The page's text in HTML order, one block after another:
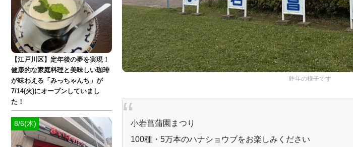
昨年の様子です
小岩菖蒲園まつり
100種・5万本のハナショウブをお楽しみください
【江戸川区】定年後の夢を実現！
健康的な家庭料理と美味しい珈琲
が味わえる「みっちゃんち」が
7/14(火)にオープンしていまし
た！
8/6(木)